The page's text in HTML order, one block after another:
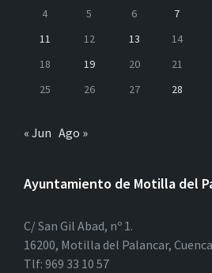
4
5 6 7
11
12 13 14
18
19 20 21
25
26 27 28
« Jun Ago »
Ayuntamiento de Motilla del
C/ San Gil Abad, nº 1.
16200, Motilla del Palancar,
Tlf: 969 33 10 57